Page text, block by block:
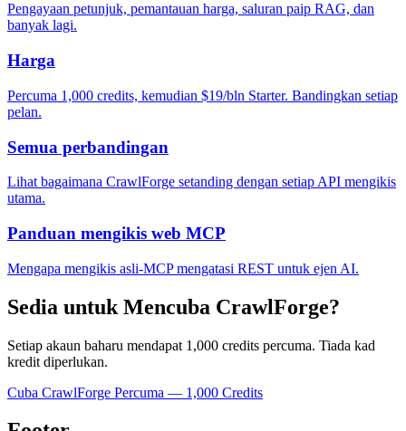
Pengayaan petunjuk, pemantauan harga, saluran paip RAG, dan
banyak lagi.
Harga
Percuma 1,000 credits, kemudian $19/bln Starter. Bandingkan setiap
pelan.
Semua perbandingan
Lihat bagaimana CrawlForge setanding dengan setiap API mengikis
utama.
Panduan mengikis web MCP
Mengapa mengikis asli-MCP mengatasi REST untuk ejen AI.
Sedia untuk Mencuba CrawlForge?
Setiap akaun baharu mendapat 1,000 credits percuma. Tiada kad
kredit diperlukan.
Cuba CrawlForge Percuma — 1,000 Credits